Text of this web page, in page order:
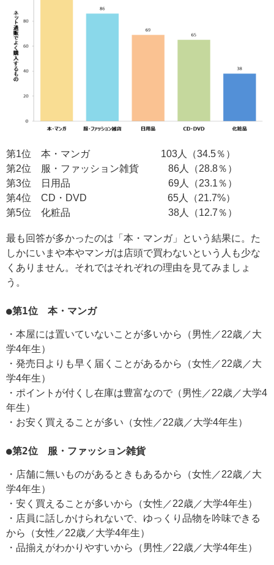
第1位 本・マンガ 103人（34.5％）
第2位 服・ファッション雑貨 86人（28.8％）
第3位 日用品 69人（23.1％）
第4位 CD・DVD 65人（21.7%）
第5位 化粧品 38人（12.7％）
最も回答が多かったのは「本・マンガ」という結果に。た
しかにいまや本やマンガは店頭で買わないという人も少な
くありません。それではそれぞれの理由を見てみましょ
う。
●第1位 本・マンガ
・本屋には置いていないことが多いから（男性／22歳／大
学4年生）
・発売日よりも早く届くことがあるから（女性／22歳／大
学4年生）
・ポイントが付くし在庫は豊富なので（男性／22歳／大学4
年生）
・お安く買えることが多い（女性／22歳／大学4年生）
●第2位 服・ファッション雑貨
・店舗に無いものがあるときもあるから（女性／22歳／大
学4年生）
・安く買えることが多いから（女性／22歳／大学4年生）
・店員に話しかけられないで、ゆっくり品物を吟味できる
から（女性／22歳／大学4年生）
・品揃えがわかりやすいから（男性／22歳／大学4年生）